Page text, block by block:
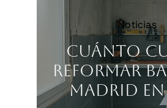
Noticias
Cuánto
reformar
Madrid en